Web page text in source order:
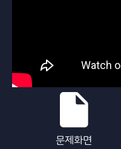
문제화면